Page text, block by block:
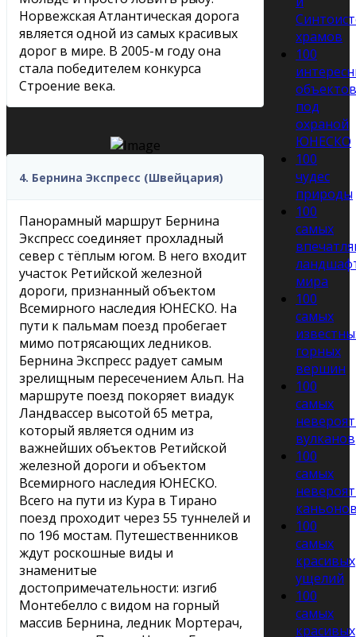
Норвежская Атлантическая дорога
является одной из самых красивых
дорог в мире. В 2005-м году она
стала победителем конкурса
Строение века.
4. Бернина Экспресс (Швейцария)
Панорамный маршрут Бернина
Экспресс соединяет прохладный
север с тёплым югом. В него входит
участок Ретийской железной
дороги, признанный объектом
Всемирного наследия ЮНЕСКО. На
пути к пальмам поезд пробегает
мимо потрясающих ледников.
Бернина Экспресс радует самым
зрелищным пересечением Альп. На
маршруте поезд покоряет виадук
Ландвассер высотой 65 метра,
который является одним из
важнейших объектов Ретийской
железной дороги и объектом
Всемирного наследия ЮНЕСКО.
Всего на пути из Кура в Тирано
поезд проходит через 55 туннелей и
по 196 мостам. Путешественников
ждут роскошные виды и
знаменитые
достопримечательности: изгиб
Монтебелло с видом на горный
массив Бернина, ледник Мортерач,
храмов
100
объектов
под
охраной
ЮНЕСКО
100
чудес
природы
100
самых
мира
100
самых
горных
вершин
100
самых
вулканов
100
самых
100
самых
красивых
ущелий
100
самых
красивых